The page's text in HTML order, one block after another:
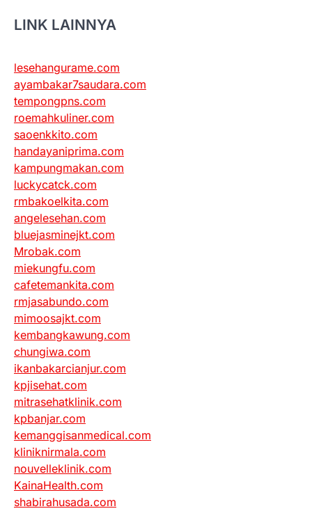
LINK LAINNYA
lesehangurame.com
ayambakar7saudara.com
tempongpns.com
roemahkuliner.com
saoenkkito.com
handayaniprima.com
kampungmakan.com
luckycatck.com
rmbakoelkita.com
angelesehan.com
bluejasminejkt.com
Mrobak.com
miekungfu.com
cafetemankita.com
rmjasabundo.com
mimoosajkt.com
kembangkawung.com
chungiwa.com
ikanbakarcianjur.com
kpjisehat.com
mitrasehatklinik.com
kpbanjar.com
kemanggisanmedical.com
kliniknirmala.com
nouvelleklinik.com
KainaHealth.com
shabirahusada.com